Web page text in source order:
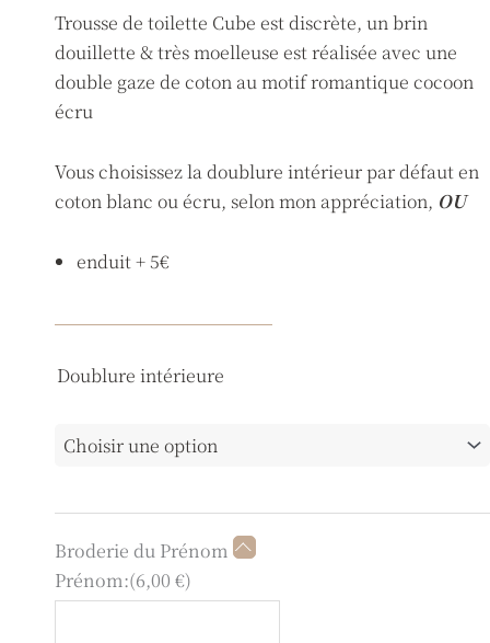
à
33,00 €
Trousse de toilette Cube est discrète, un brin
douillette & très moelleuse est réalisée avec une
double gaze de coton au motif romantique cocoon
écru
Vous choisissez la doublure intérieur par défaut en
coton blanc ou écru, selon mon appréciation, OU
enduit + 5€
Doublure intérieure
Broderie du Prénom
Prénom:(6,00 €)
de
cube
écru